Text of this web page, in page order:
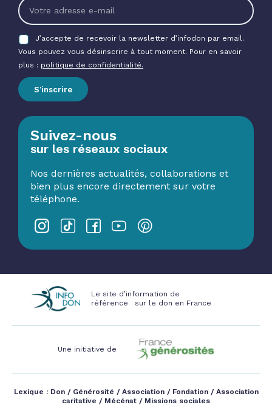
J’accepte de recevoir la newsletter d’infodon par email.
Vous pouvez vous désinscrire à tout moment. Pour en savoir
plus : politique de confidentialité.
S’inscrire
Suivez-nous
sur les réseaux sociaux
Nos dernières actualités, collaborations et
bien plus encore directement sur votre
téléphone.
Le site d’information de
référence sur le don en France
Une initiative de
Lexique : Don/ Générosité / Association/ Fondation/ Association
caritative / Mécénat / Missions sociales